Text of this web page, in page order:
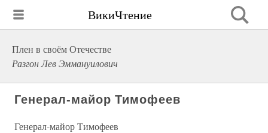
ВикиЧтение
Плен в своём Отечестве
Разгон Лев Эммануилович
Генерал-майор Тимофеев
Генерал-майор Тимофеев